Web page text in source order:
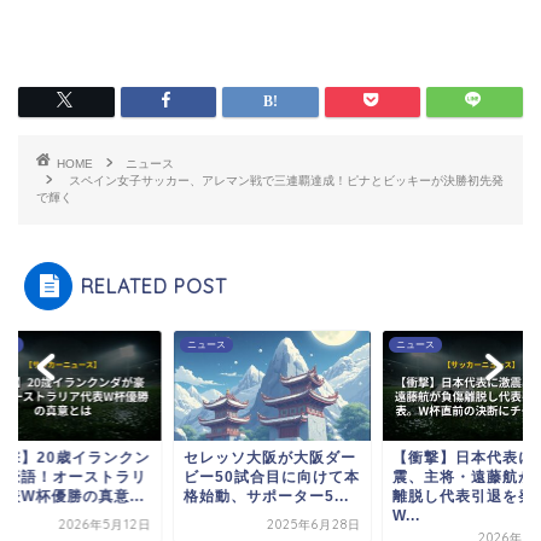
HOME
ニュース
スペイン女子サッカー、アレマン戦で三連覇達成！ピナとビッキーが決勝初先発
で輝く
RELATED POST
撃】20歳イランクン
豪語！オーストラリ
表W杯優勝の真意...
2026年5月12日
ニュース
セレッソ大阪が大阪ダー
ビー50試合目に向けて本
格始動、サポーター5...
2025年6月28日
ニュース
【衝撃】日本代表に
震、主将・遠藤航が
離脱し代表引退を発
W...